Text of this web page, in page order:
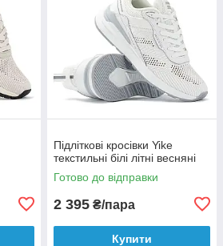
Підліткові кросівки Yike
текстильні білі літні весняні
Готово до відправки
2 395 ₴/пара
Купити